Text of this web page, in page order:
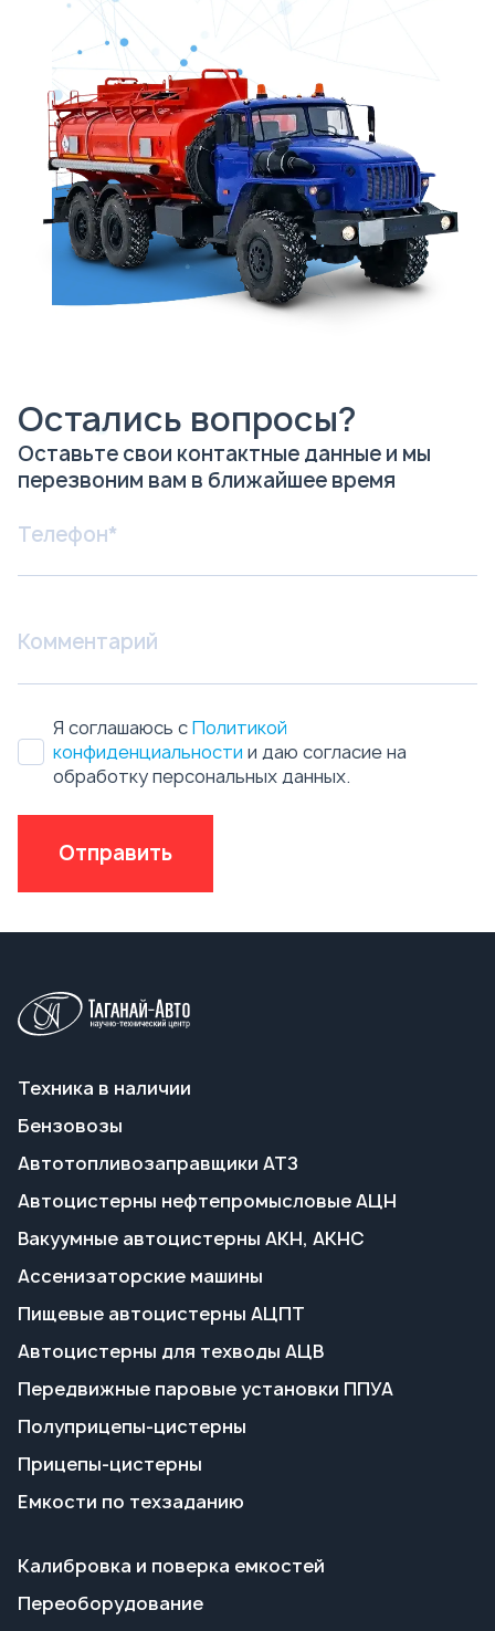
Остались вопросы?
Оставьте свои контактные данные и мы
перезвоним вам в ближайшее время
конфиденциальностии даю согласие на
Отправить
Автотопливозаправщики АТЗ
Автоцистерны нефтепромысловые АЦН
Автоцистерны для техводы АЦВ
Передвижные паровые установки ППУА
Полуприцепы-цистерны
Прицепы-цистерны
Емкости по техзаданию
Калибровка и поверка емкостей
Переоборудование
Поставка запчастей
Пропарка емкостей
Гарантия на технику
Доставка и оплата